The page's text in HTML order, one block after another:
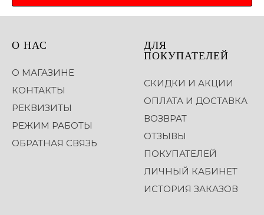
О НАС
О МАГАЗИНЕ
КОНТАКТЫ
РЕКВИЗИТЫ
РЕЖИМ РАБОТЫ
ОБРАТНАЯ СВЯЗЬ
ДЛЯ
ПОКУПАТЕЛЕЙ
СКИДКИ И АКЦИИ
ОПЛАТА И ДОСТАВКА
ВОЗВРАТ
ОТЗЫВЫ
ПОКУПАТЕЛЕЙ
ЛИЧНЫЙ КАБИНЕТ
ИСТОРИЯ ЗАКАЗОВ